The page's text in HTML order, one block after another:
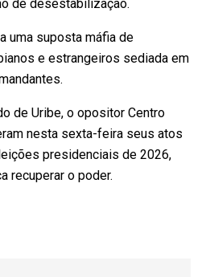
de desestabilização.
uma suposta máfia de
e estrangeiros sediada em
de Uribe, o opositor Centro
nesta sexta-feira seus atos
presidenciais de 2026,
recuperar o poder.